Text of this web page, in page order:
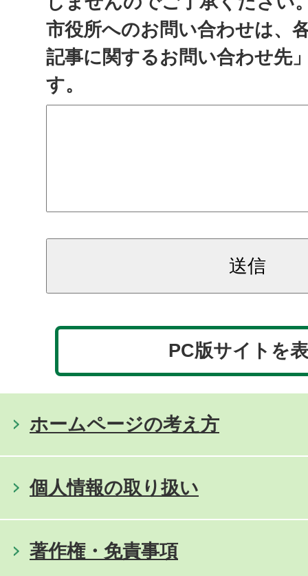
市役所へのお問い合わせは、
記事に関するお問い合わせ先
す。
PC版サイトを
ホームページの考え方
個人情報の取り扱い
著作権・免責事項